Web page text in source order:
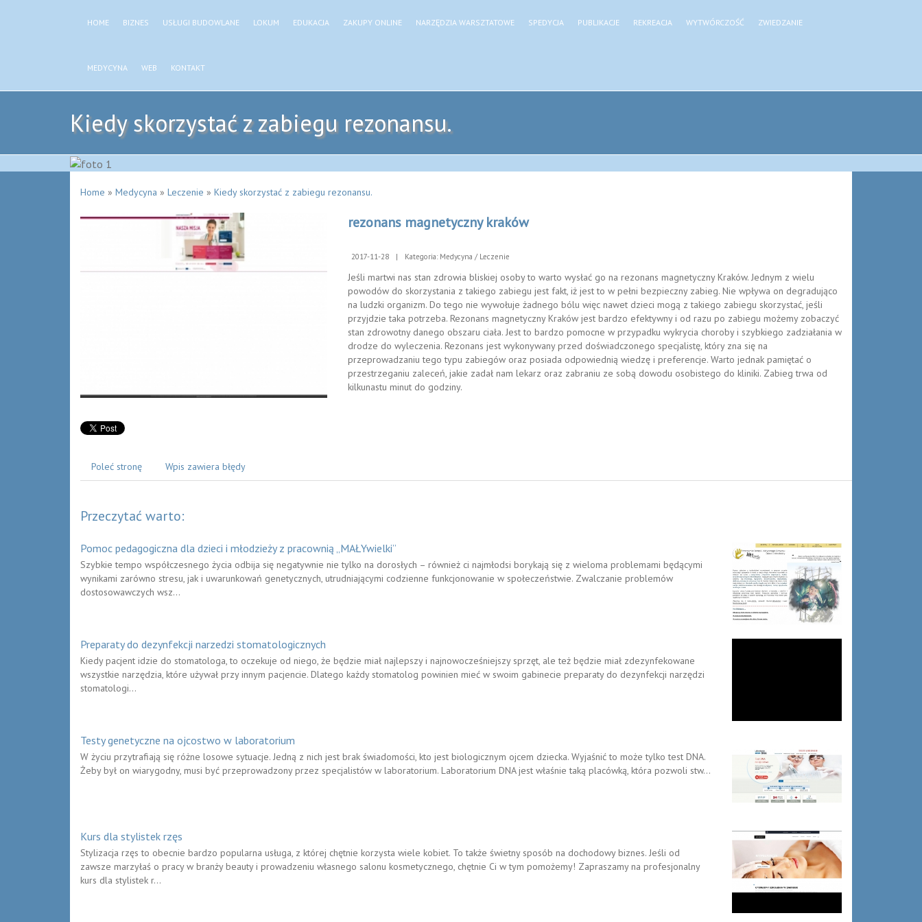
HOME BIZNES USŁUGI BUDOWLANE LOKUM EDUKACJA ZAKUPY ONLINE NARZĘDZIA WARSZTATOWE SPEDYCJA PUBLIKACJE REKREACJA WYTWÓRCZOŚĆ ZWIEDZANIE
MEDYCYNA WEB KONTAKT
Kiedy skorzystać z zabiegu rezonansu.
Home » Medycyna » Leczenie » Kiedy skorzystać z zabiegu rezonansu.
rezonans magnetyczny kraków
2017-11-28 | Kategoria: Medycyna / Leczenie
Jeśli martwi nas stan zdrowia bliskiej osoby to warto wysłać go na rezonans magnetyczny Kraków. Jednym z wielu
powodów do skorzystania z takiego zabiegu jest fakt, iż jest to w pełni bezpieczny zabieg. Nie wpływa on degradująco
na ludzki organizm. Do tego nie wywołuje żadnego bólu więc nawet dzieci mogą z takiego zabiegu skorzystać, jeśli
przyjdzie taka potrzeba. Rezonans magnetyczny Kraków jest bardzo efektywny i od razu po zabiegu możemy zobaczyć
stan zdrowotny danego obszaru ciała. Jest to bardzo pomocne w przypadku wykrycia choroby i szybkiego zadziałania w
drodze do wyleczenia. Rezonans jest wykonywany przed doświadczonego specjalistę, który zna się na
przeprowadzaniu tego typu zabiegów oraz posiada odpowiednią wiedzę i preferencje. Warto jednak pamiętać o
przestrzeganiu zaleceń, jakie zadał nam lekarz oraz zabraniu ze sobą dowodu osobistego do kliniki. Zabieg trwa od
kilkunastu minut do godziny.
Poleć stronę Wpis zawiera błędy
Przeczytać warto:
Pomoc pedagogiczna dla dzieci i młodzieży z pracownią „MAŁYwielki”
Szybkie tempo współczesnego życia odbija się negatywnie nie tylko na dorosłych – również ci najmłodsi borykają się z wieloma problemami będącymi
wynikami zarówno stresu, jak i uwarunkowań genetycznych, utrudniającymi codzienne funkcjonowanie w społeczeństwie. Zwalczanie problemów
dostosowawczych wsz...
Preparaty do dezynfekcji narzedzi stomatologicznych
Kiedy pacjent idzie do stomatologa, to oczekuje od niego, że będzie miał najlepszy i najnowocześniejszy sprzęt, ale też będzie miał zdezynfekowane
wszystkie narzędzia, które używał przy innym pacjencie. Dlatego każdy stomatolog powinien mieć w swoim gabinecie preparaty do dezynfekcji narzędzi
stomatologi...
Testy genetyczne na ojcostwo w laboratorium
W życiu przytrafiają się różne losowe sytuacje. Jedną z nich jest brak świadomości, kto jest biologicznym ojcem dziecka. Wyjaśnić to może tylko test DNA.
Żeby był on wiarygodny, musi być przeprowadzony przez specjalistów w laboratorium. Laboratorium DNA jest właśnie taką placówką, która pozwoli stw...
Kurs dla stylistek rzęs
Stylizacja rzęs to obecnie bardzo popularna usługa, z której chętnie korzysta wiele kobiet. To także świetny sposób na dochodowy biznes. Jeśli od
zawsze marzyłaś o pracy w branży beauty i prowadzeniu własnego salonu kosmetycznego, chętnie Ci w tym pomożemy! Zapraszamy na profesjonalny
kurs dla stylistek r...